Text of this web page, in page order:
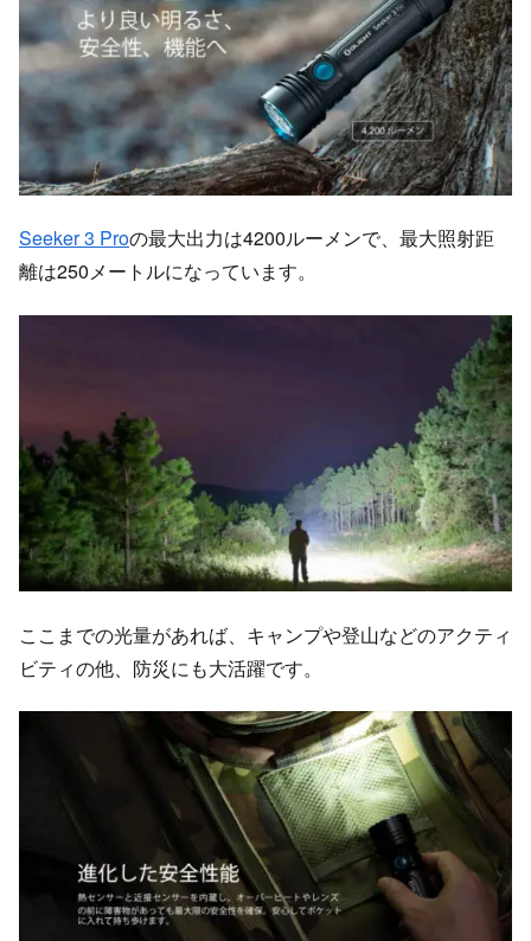
Seeker 3 Proの最大出力は4200ルーメンで、最大照射距
離は250メートルになっています。
ここまでの光量があれば、キャンプや登山などのアクティ
ビティの他、防災にも大活躍です。